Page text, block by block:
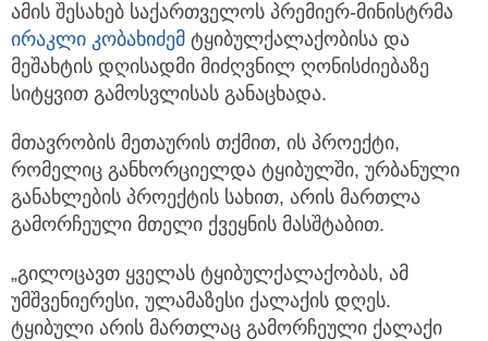
ამის შესახებ საქართველოს პრემიერ-მინისტრმა
ირაკლი კობახიძემ ტყიბულქალაქობისა და
მეშახტის დღისადმი მიძღვნილ ღონისძიებაზე
სიტყვით გამოსვლისას განაცხადა.
მთავრობის მეთაურის თქმით, ის პროექტი,
რომელიც განხორციელდა ტყიბულში, ურბანული
განახლების პროექტის სახით, არის მართლა
გამორჩეული მთელი ქვეყნის მასშტაბით.
„გილოცავთ ყველას ტყიბულქალაქობას, ამ
უმშვენიერესი, ულამაზესი ქალაქის დღეს.
ტყიბული არის მართლაც გამორჩეული ქალაქი